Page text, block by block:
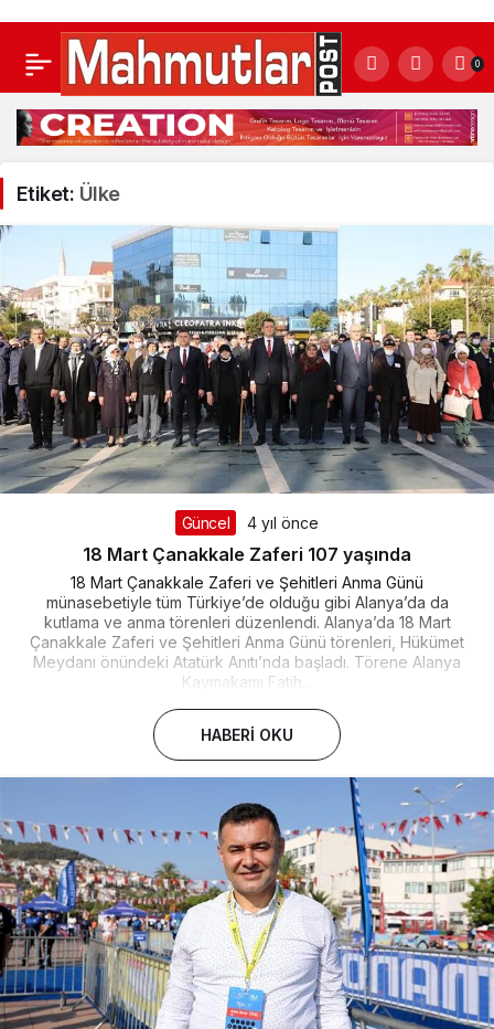
0
Etiket: Ülke
Güncel 4 yıl önce
18 Mart Çanakkale Zaferi 107 yaşında
18 Mart Çanakkale Zaferi ve Şehitleri Anma Günü
münasebetiyle tüm Türkiye’de olduğu gibi Alanya’da da
kutlama ve anma törenleri düzenlendi. Alanya’da 18 Mart
Çanakkale Zaferi ve Şehitleri Anma Günü törenleri, Hükümet
Meydanı önündeki Atatürk Anıtı’nda başladı. Törene Alanya
Kaymakamı Fatih...
HABERI OKU